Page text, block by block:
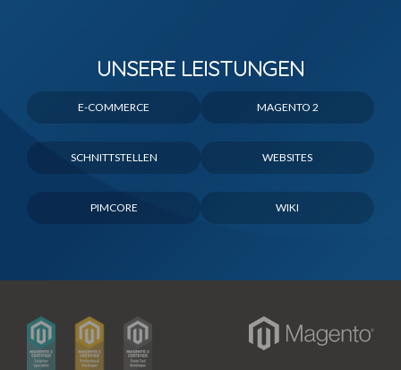
UNSERE LEISTUNGEN
E-COMMERCE MAGENTO 2
SCHNITTSTELLEN WEBSITES
PIMCORE WIKI